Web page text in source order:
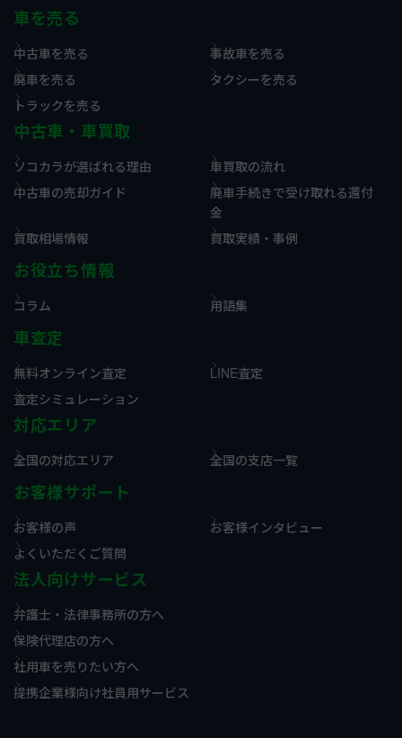
車を売る
中古車を売る
事故車を売る
廃車を売る
タクシーを売る
トラックを売る
中古車・車買取
ソコカラが選ばれる理由
車買取の流れ
中古車の売却ガイド
廃車手続きで受け取れる還付
金
買取相場情報
買取実績・事例
お役立ち情報
コラム 用語集
車査定
無料オンライン査定
LINE査定
査定シミュレーション
対応エリア
全国の対応エリア 全国の支店一覧
お客様サポート
お客様の声
お客様インタビュー
よくいただくご質問
法人向けサービス
弁護士・法律事務所の方へ
保険代理店の方へ
社用車を売りたい方へ
提携企業様向け社員用サービス